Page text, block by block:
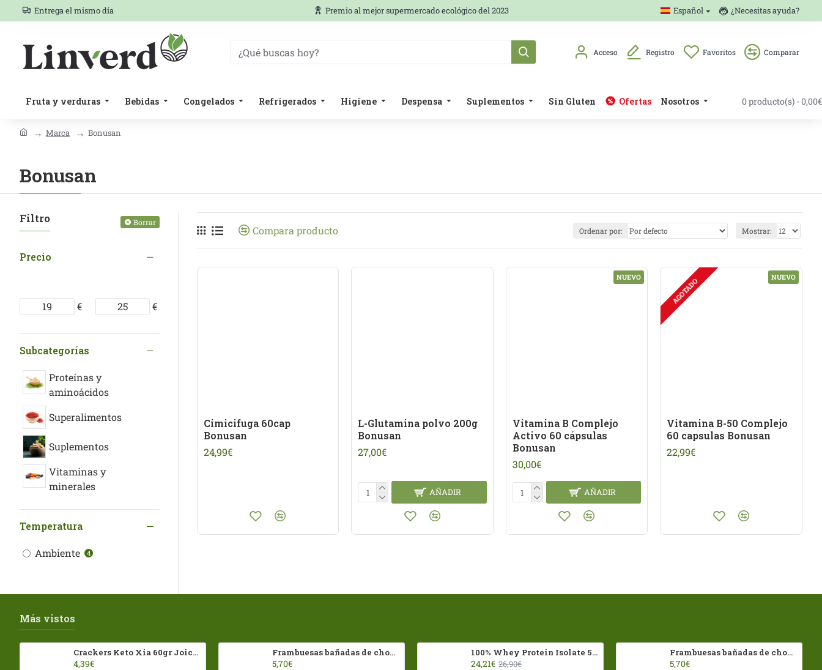
Entrega el mismo día Premio al mejor supermercado ecológico del 2023 Español ¿Necesitas ayuda?
Acceso Registro Favoritos Comparar
Fruta y verduras Bebidas Congelados Refrigerados Higiene Despensa Suplementos Sin Gluten Ofertas Nosotros 0 producto(s) - 0,00€
Marca Bonusan
Bonusan
Filtro Borrar
Precio
€ €
Subcategorías
Proteínas y
aminoácidos
Superalimentos
Suplementos
Vitaminas y
minerales
Temperatura
Ambiente 4
Compara producto Ordenar por: Mostrar:
Cimicifuga 60cap
Bonusan
24,99€
L-Glutamina polvo 200g
Bonusan
27,00€
AÑADIR
NUEVO
Vitamina B Complejo
Activo 60 cápsulas
Bonusan
30,00€
AÑADIR
NUEVO
AGOTADO
Vitamina B-50 Complejo
60 capsulas Bonusan
22,99€
Más vistos
Crackers Keto Xia 60gr Joice Foods ECO
4,39€
Frambuesas bañadas de chocolates con leche Franui 150gr Sin Gluten
5,70€
100% Whey Protein Isolate 500g HSN
24,21€ 26,90€
Frambuesas bañadas de chocolates Negro Franui 150gr Sin Gluten
5,70€